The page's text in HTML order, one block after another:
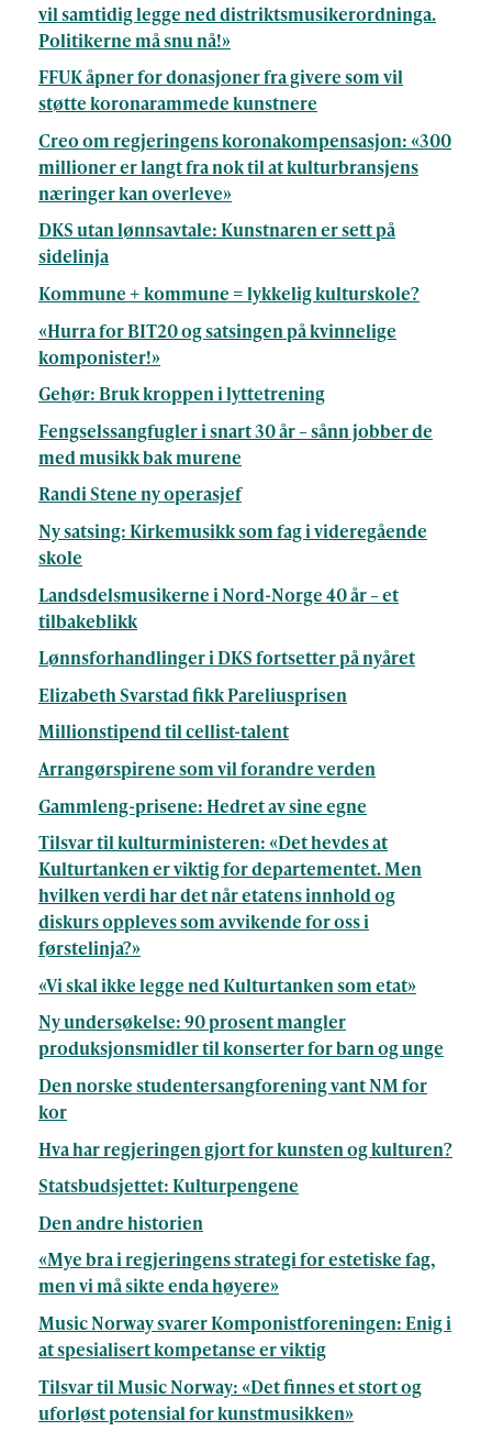
vil samtidig legge ned distriktsmusikerordninga.
Politikerne må snu nå!»
FFUK åpner for donasjoner fra givere som vil
støtte koronarammede kunstnere
Creo om regjeringens koronakompensasjon: «300
millioner er langt fra nok til at kulturbransjens
næringer kan overleve»
DKS utan lønnsavtale: Kunstnaren er sett på
sidelinja
Kommune + kommune = lykkelig kulturskole?
«Hurra for BIT20 og satsingen på kvinnelige
komponister!»
Gehør: Bruk kroppen i lyttetrening
Fengselssangfugler i snart 30 år – sånn jobber de
med musikk bak murene
Randi Stene ny operasjef
Ny satsing: Kirkemusikk som fag i videregående
skole
Landsdelsmusikerne i Nord-Norge 40 år – et
tilbakeblikk
Lønnsforhandlinger i DKS fortsetter på nyåret
Elizabeth Svarstad fikk Pareliusprisen
Millionstipend til cellist-talent
Arrangørspirene som vil forandre verden
Gammleng-prisene: Hedret av sine egne
Tilsvar til kulturministeren: «Det hevdes at
Kulturtanken er viktig for departementet. Men
hvilken verdi har det når etatens innhold og
diskurs oppleves som avvikende for oss i
førstelinja?»
«Vi skal ikke legge ned Kulturtanken som etat»
Ny undersøkelse: 90 prosent mangler
produksjonsmidler til konserter for barn og unge
Den norske studentersangforening vant NM for
kor
Hva har regjeringen gjort for kunsten og kulturen?
Statsbudsjettet: Kulturpengene
Den andre historien
«Mye bra i regjeringens strategi for estetiske fag,
men vi må sikte enda høyere»
Music Norway svarer Komponistforeningen: Enig i
at spesialisert kompetanse er viktig
Tilsvar til Music Norway: «Det finnes et stort og
uforløst potensial for kunstmusikken»